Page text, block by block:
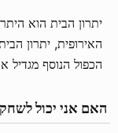
יתרון הבית הוא
הכפול הנוסף מגדיל את